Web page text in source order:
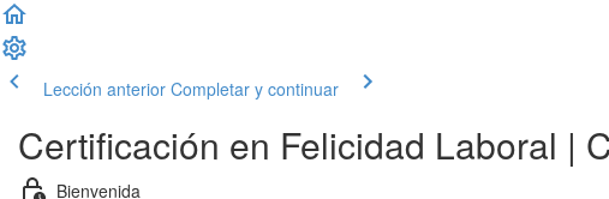
Lección anterior Completar y continuar
Certificación en Felicidad Laboral |
Bienvenida